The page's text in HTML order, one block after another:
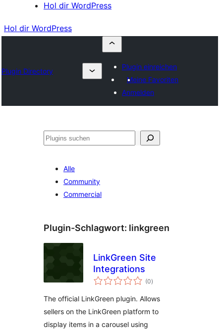
Hol dir WordPress
Hol dir WordPress
Plugin Directory
Plugin einreichen
Meine Favoriten
Anmelden
Suchen
Alle
Community
Commercial
Plugin-Schlagwort: linkgreen
LinkGreen Site
Integrations
(0Bewertungen
insgesamt
)
The official LinkGreen plugin. Allows
sellers on the LinkGreen platform to
display items in a carousel using